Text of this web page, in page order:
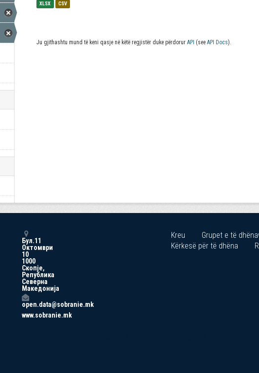
XLSX CSV
Ju gjithashtu mund të keni qasje në këtë regjistër duke përdorur API (see API Docs).
Бул.11
Октомври
10
1000
Скопје,
Република
Северна
Македонија
open.data@sobranie.mk
www.sobranie.mk
Kreu Grupet e të
Kërkesë për të dhëna